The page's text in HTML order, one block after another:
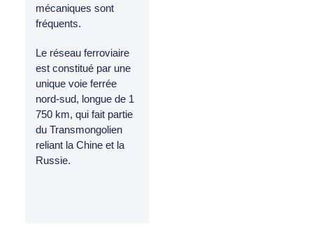
mécaniques sont
fréquents.
Le réseau ferroviaire
est constitué par une
unique voie ferrée
nord-sud, longue de 1
750 km, qui fait partie
du Transmongolien
reliant la Chine et la
Russie.